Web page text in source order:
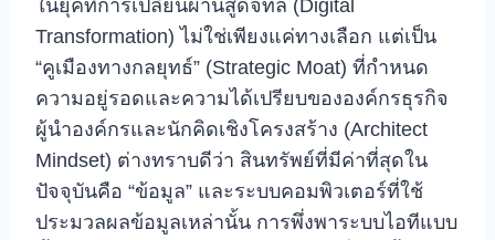
ในยุคที่การเปลี่ยนผ่านสู่ดิจิทัล (Digital
Transformation) ไม่ใช่เพียงแค่ทางเลือก แต่เป็น
“คูเมืองทางกลยุทธ์” (Strategic Moat) ที่กำหนด
ความอยู่รอดและความได้เปรียบขององค์กรธุรกิจ
ผู้นำองค์กรและนักคิดเชิงโครงสร้าง (Architect
Mindset) ต่างทราบดีว่า สินทรัพย์ที่มีค่าที่สุดใน
ปัจจุบันคือ “ข้อมูล” และระบบคอมพิวเตอร์ที่ใช้
ประมวลผลข้อมูลเหล่านั้น การพึ่งพาระบบไอทีแบบ